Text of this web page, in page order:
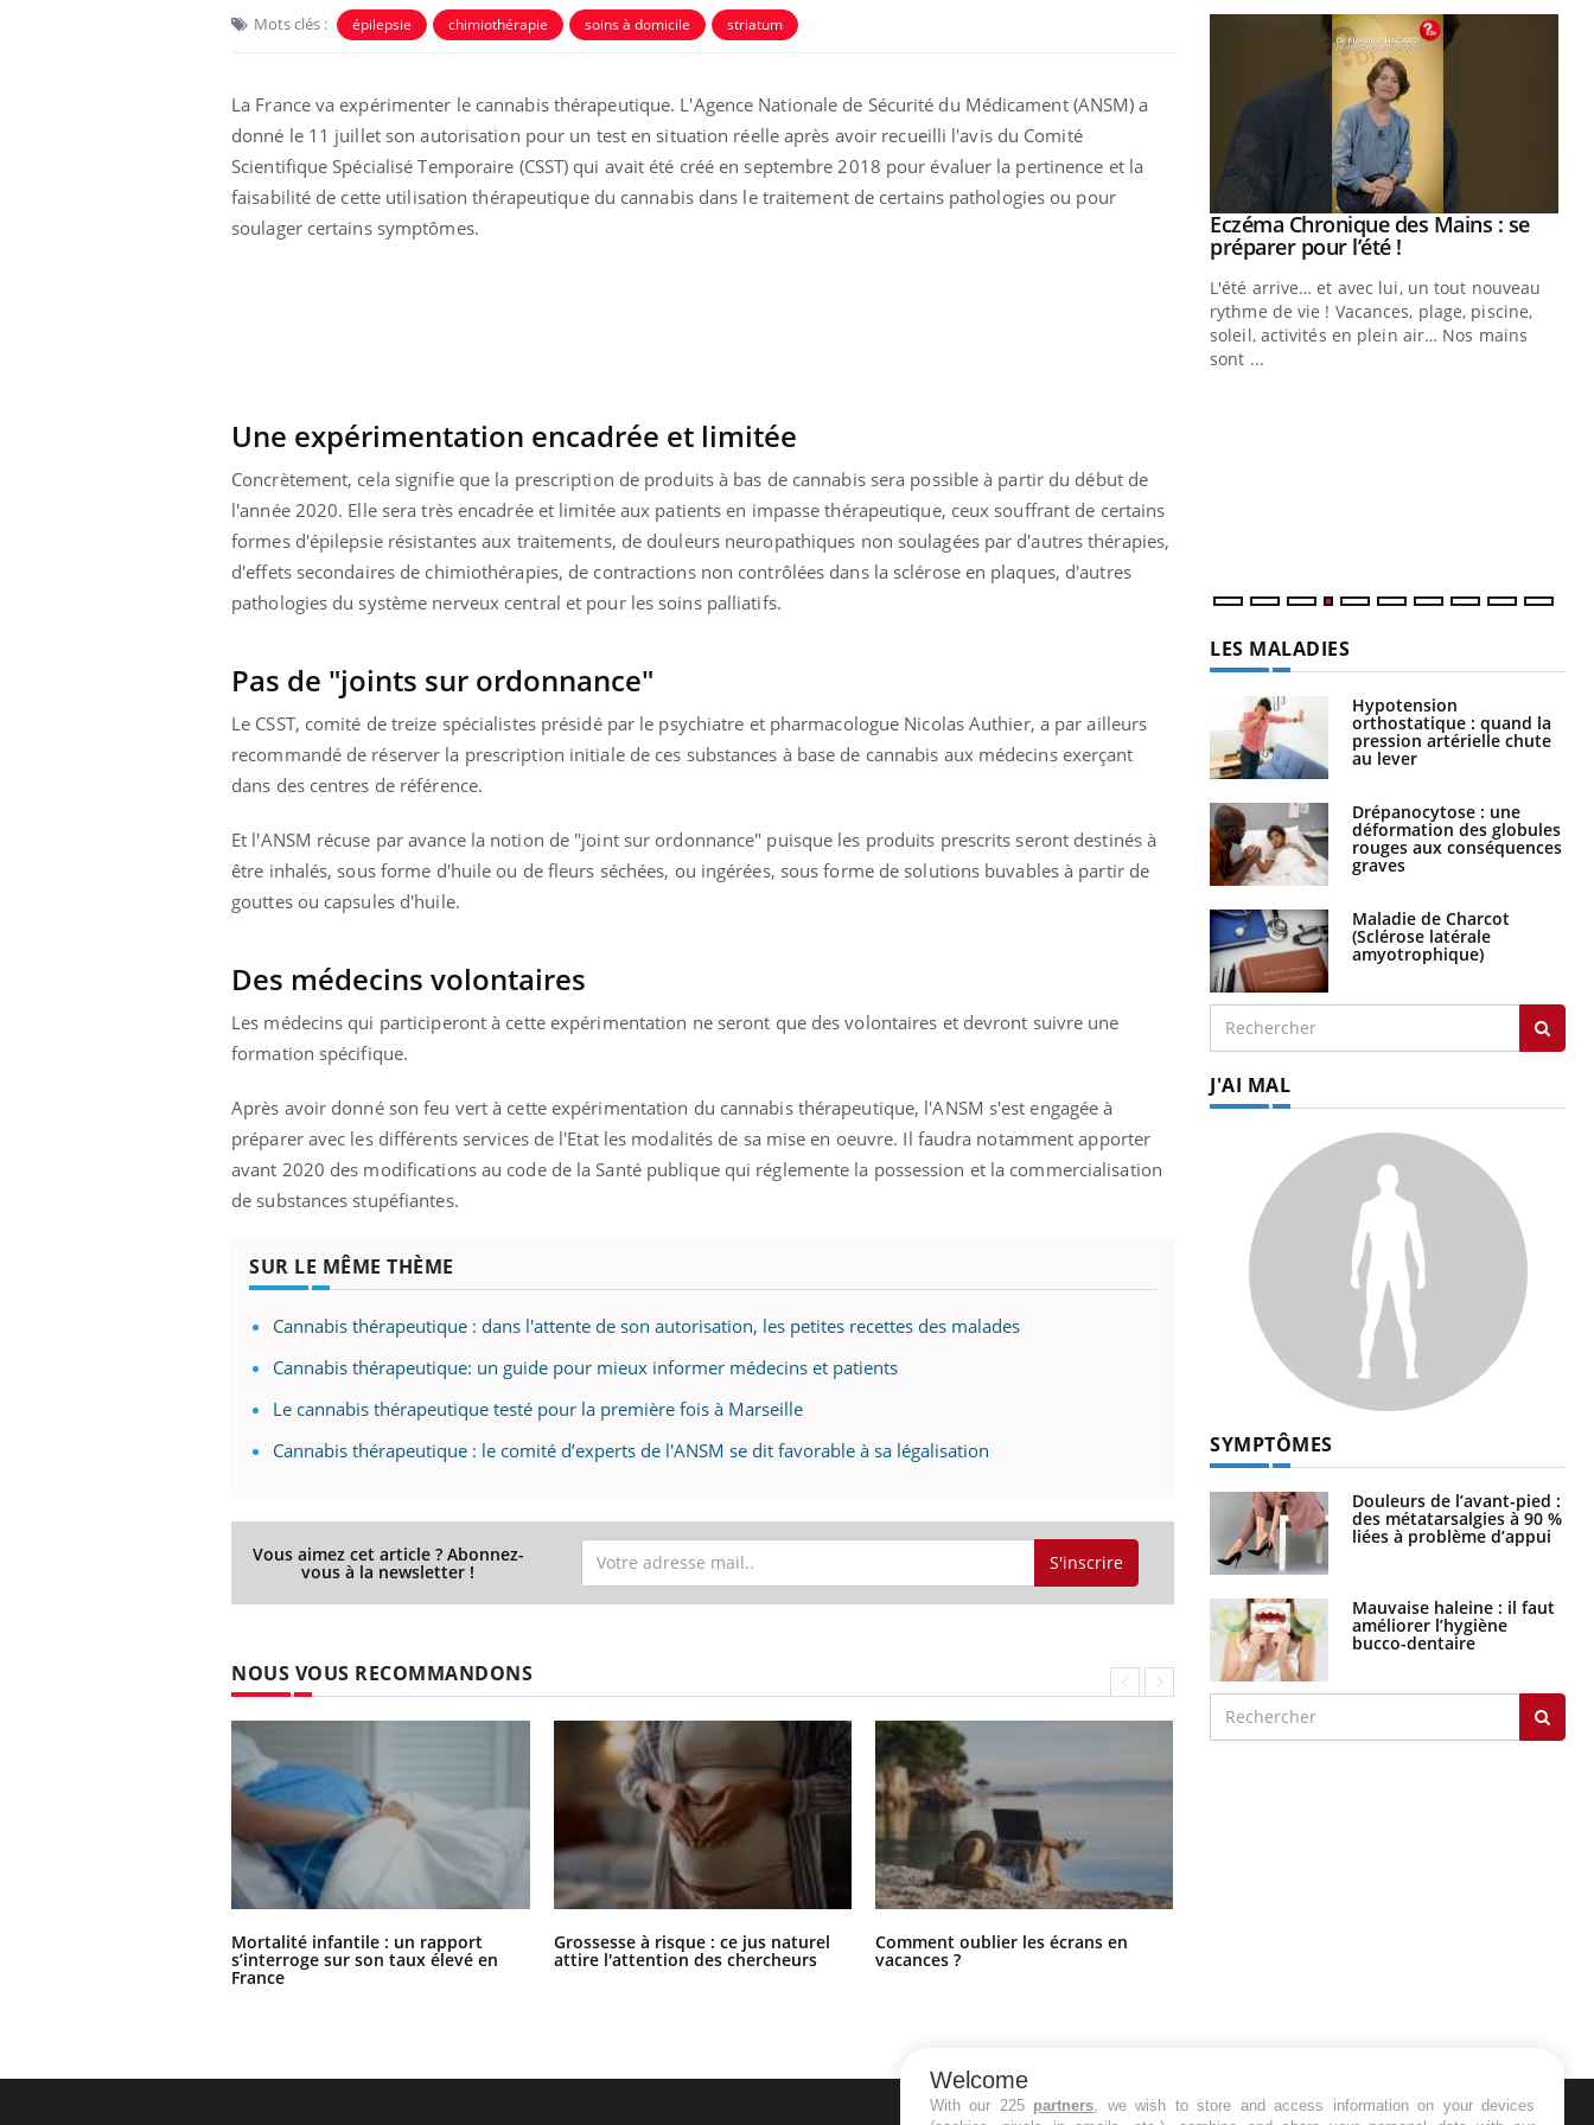
Mots clés : épilepsie chimiothérapie soins à domicile striatum
La France va expérimenter le cannabis thérapeutique. L'Agence Nationale de Sécurité du Médicament (ANSM) a
donné le 11 juillet son autorisation pour un test en situation réelle après avoir recueilli l'avis du Comité
Scientifique Spécialisé Temporaire (CSST) qui avait été créé en septembre 2018 pour évaluer la pertinence et la
faisabilité de cette utilisation thérapeutique du cannabis dans le traitement de certains pathologies ou pour
soulager certains symptômes.
Une expérimentation encadrée et limitée
Concrètement, cela signifie que la prescription de produits à bas de cannabis sera possible à partir du début de
l'année 2020. Elle sera très encadrée et limitée aux patients en impasse thérapeutique, ceux souffrant de certains
formes d'épilepsie résistantes aux traitements, de douleurs neuropathiques non soulagées par d'autres thérapies,
d'effets secondaires de chimiothérapies, de contractions non contrôlées dans la sclérose en plaques, d'autres
pathologies du système nerveux central et pour les soins palliatifs.
Pas de "joints sur ordonnance"
Le CSST, comité de treize spécialistes présidé par le psychiatre et pharmacologue Nicolas Authier, a par ailleurs
recommandé de réserver la prescription initiale de ces substances à base de cannabis aux médecins exerçant
dans des centres de référence.
Et l'ANSM récuse par avance la notion de "joint sur ordonnance" puisque les produits prescrits seront destinés à
être inhalés, sous forme d'huile ou de fleurs séchées, ou ingérées, sous forme de solutions buvables à partir de
gouttes ou capsules d'huile.
Des médecins volontaires
Les médecins qui participeront à cette expérimentation ne seront que des volontaires et devront suivre une
formation spécifique.
Après avoir donné son feu vert à cette expérimentation du cannabis thérapeutique, l'ANSM s'est engagée à
préparer avec les différents services de l'Etat les modalités de sa mise en oeuvre. Il faudra notamment apporter
avant 2020 des modifications au code de la Santé publique qui réglemente la possession et la commercialisation
de substances stupéfiantes.
SUR LE MÊME THÈME
Cannabis thérapeutique : dans l'attente de son autorisation, les petites recettes des malades
Cannabis thérapeutique: un guide pour mieux informer médecins et patients
Le cannabis thérapeutique testé pour la première fois à Marseille
Cannabis thérapeutique : le comité d’experts de l'ANSM se dit favorable à sa légalisation
Vous aimez cet article ? Abonnez-
vous à la newsletter ! S'inscrire
NOUS VOUS RECOMMANDONS
Mortalité infantile : un rapport
s’interroge sur son taux élevé en
France
Grossesse à risque : ce jus naturel
attire l'attention des chercheurs
Comment oublier les écrans en
vacances ?
Carence en fer : comprendre pour
Youtube
Youtube
Eczéma Chronique des Mains : se
préparer pour l’été !Youtube
L'été arrive… et avec lui, un tout nouveau
rythme de vie ! Vacances, plage, piscine,
soleil, activités en plein air… Nos mains
sont ...
LES MALADIES
Hypotension
orthostatique : quand la
pression artérielle chute
au lever
Drépanocytose : une
déformation des globules
rouges aux conséquences
graves
Maladie de Charcot
(Sclérose latérale
amyotrophique)
J'AI MAL
SYMPTÔMES
Douleurs de l’avant-pied :
des métatarsalgies à 90 %
liées à problème d’appui
Mauvaise haleine : il faut
améliorer l’hygiène
bucco-dentaire
Welcome
With our 225 partners, we wish to store and access information on your devices